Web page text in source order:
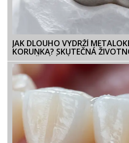
JAK DLOUHO VYDRŽÍ
KORUNKA? SKUTEČNÁ
OVLIVŇUJÍCÍ JEJÍ TRVANLIVOST